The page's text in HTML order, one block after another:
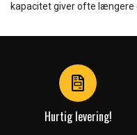
kapacitet giver ofte længere
Hurtig levering!